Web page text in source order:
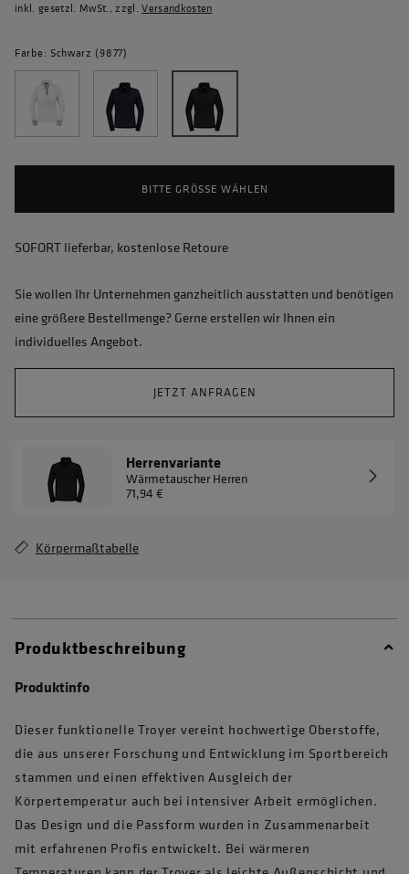
inkl. gesetzl. MwSt., zzgl.Versandkosten
Farbe: Schwarz (9877)
BITTE GRÖSSE WÄHLEN
SOFORT lieferbar, kostenlose Retoure
Sie wollen Ihr Unternehmen ganzheitlich ausstatten und benötigen
eine größere Bestellmenge? Gerne erstellen wir Ihnen ein
individuelles Angebot.
JETZT ANFRAGEN
Herrenvariante
Wärmetauscher Herren
71,94 €
Körpermaßtabelle
Produktbeschreibung
Produktinfo
Dieser funktionelle Troyer vereint hochwertige Oberstoffe,
die aus unserer Forschung und Entwicklung im Sportbereich
stammen und einen effektiven Ausgleich der
Körpertemperatur auch bei intensiver Arbeit ermöglichen.
Das Design und die Passform wurden in Zusammenarbeit
mit erfahrenen Profis entwickelt. Bei wärmeren